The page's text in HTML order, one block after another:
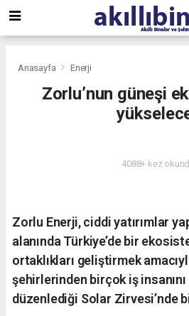
Anasayfa Enerji
Zorlu’nun güneşi
4088+ kez
Zorlu Enerji, ciddi yatırımlar
alanında Türkiye’de bir
ortaklıkları geliştirmek
şehirlerinden birçok iş insanını
düzenlediği Solar Zirvesi’nde